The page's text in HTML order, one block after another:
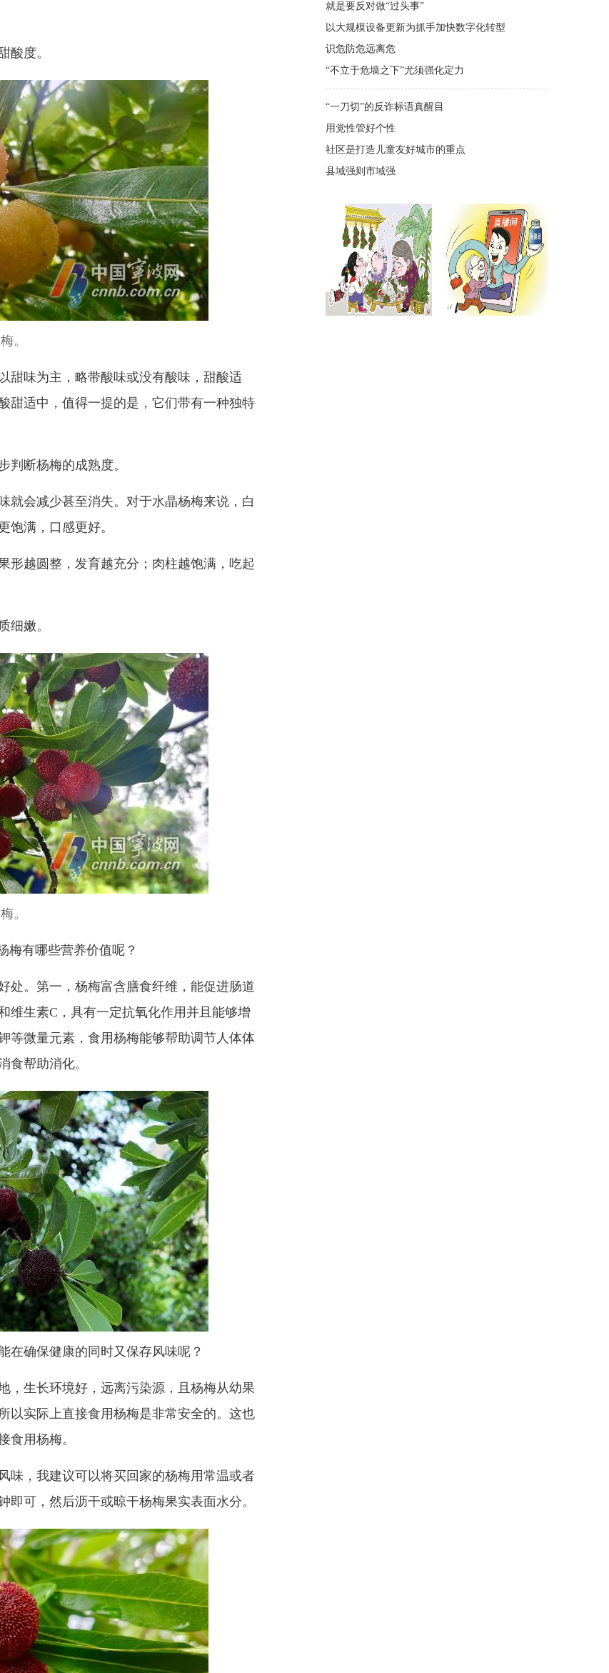
度。
。
味为主，略带酸味或没有酸味，甜酸适
甜适中，值得一提的是，它们带有一种独特
断杨梅的成熟度。
会减少甚至消失。对于水晶杨梅来说，白
饱满，口感更好。
越圆整，发育越充分；肉柱越饱满，吃起
嫩。
。
梅有哪些营养价值呢？
处。第一，杨梅富含膳食纤维，能促进肠道
维生素C，具有一定抗氧化作用并且能够增
等微量元素，食用杨梅能够帮助调节人体体
食帮助消化。
在确保健康的同时又保存风味呢？
，生长环境好，远离污染源，且杨梅从幼果
以实际上直接食用杨梅是非常安全的。这也
食用杨梅。
，我建议可以将买回家的杨梅用常温或者
可，然后沥干或晾干杨梅果实表面水分。
就是要反对做“过头事”
以大规模设备更新为抓手加快数字化转型
识危防危远离危
“不立于危墙之下”尤须强化定力
“一刀切”的反诈标语真醒目
用党性管好个性
社区是打造儿童友好城市的重点
县域强则市域强